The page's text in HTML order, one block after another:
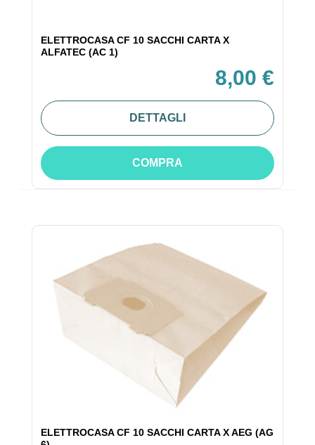
ELETTROCASA CF 10 SACCHI CARTA X
ALFATEC (AC 1)
8,00 €
DETTAGLI
COMPRA
ELETTROCASA CF 10 SACCHI CARTA X AEG (AG